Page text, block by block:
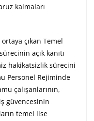
kalmaları
çıkan Temel
açık kanıtı
hakikatsizlik sürecini
Personel Rejiminde
çalışanlarının,
güvencesinin
temel lise